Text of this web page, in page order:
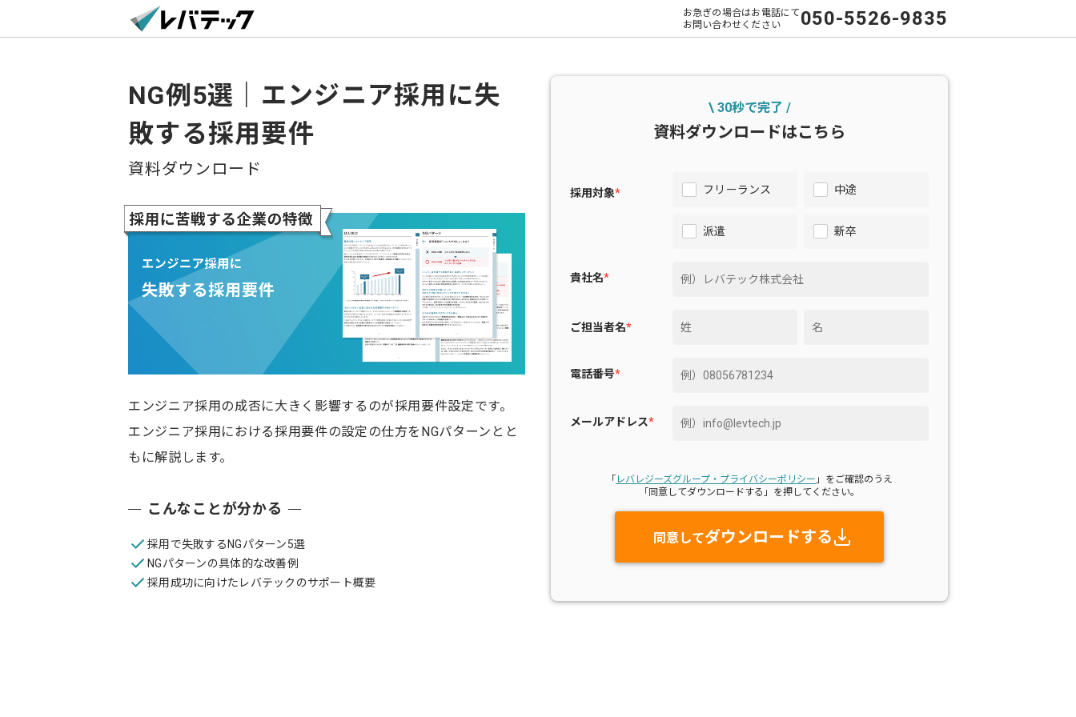
お急ぎの場合はお電話にて
お問い合わせください
050-5526-9835
NG例5選｜エンジニア採用に失
敗する採用要件
資料ダウンロード
エンジニア採用の成否に大きく影響するのが採用要件設定です。
エンジニア採用における採用要件の設定の仕方をNGパターンとと
もに解説します。
こんなことが分かる
採用で失敗するNGパターン5選
NGパターンの具体的な改善例
採用成功に向けたレバテックのサポート概要
\ 30秒で完了 /
資料ダウンロードはこちら
採用対象* フリーランス 中途
派遣 新卒
貴社名*
ご担当者名*
電話番号*
メールアドレス*
「 レバレジーズグループ・プライバシーポリシー 」をご確認のうえ
「同意してダウンロードする」を押してください。
同意してダウンロードする